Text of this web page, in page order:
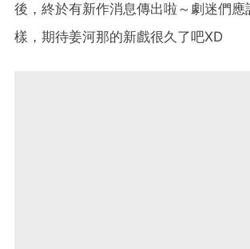
後，終於有新作消息傳出啦～劇迷們應
樣，期待姜河那的新戲很久了吧XD